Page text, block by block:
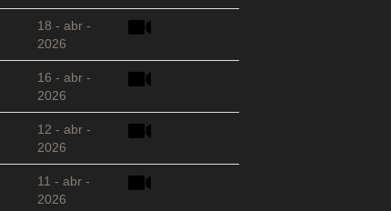
18 - abr -
2026
16 - abr -
2026
12 - abr -
2026
11 - abr -
2026